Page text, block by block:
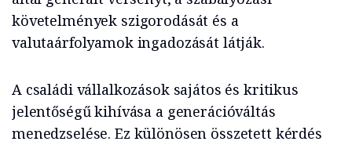
követelmények szigorodását és a
valutaárfolyamok ingadozását látják.
A családi vállalkozások sajátos és kritikus
jelentőségű kihívása a generációváltás
menedzselése. Ez különösen összetett kérdés